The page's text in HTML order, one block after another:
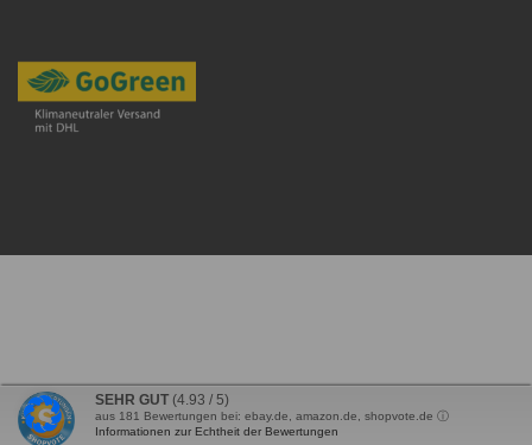
SEHR GUT (4.93 / 5)
aus 181 Bewertungen bei: ebay.de, amazon.de, shopvote.de ⓘ
Informationen zur Echtheit der Bewertungen